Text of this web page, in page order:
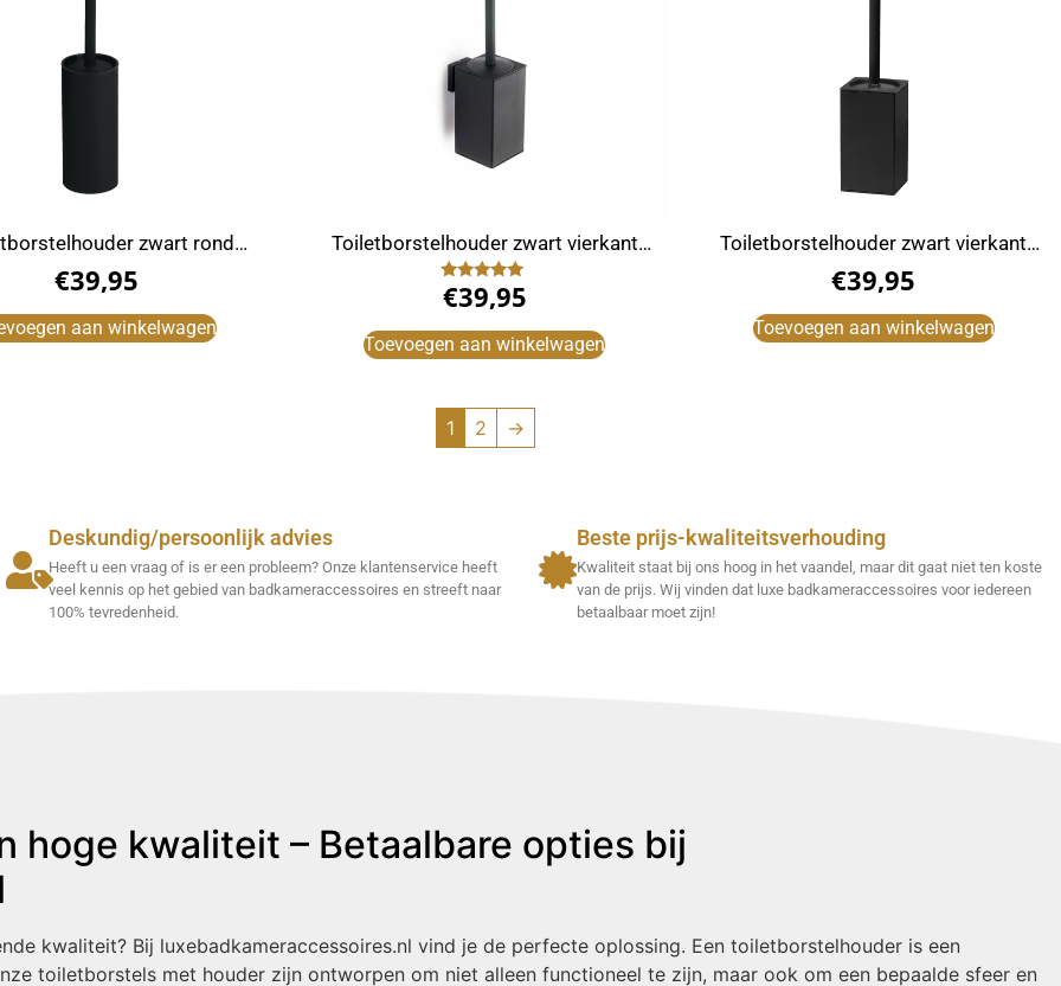
zwart rond
vrijstaand
€39,95
aan winkelwagen
Toiletborstelhouder zwart vierkant
hangend
Gewaardeerd
5.00
€39,95
Toevoegen aan winkelwagen
Toiletborstelhouder zwart vierkant
vrijstaand
€39,95
Toevoegen aan winkelwagen
1 2 →
Deskundig/persoonlijk advies
Heeft u een vraag of is er een probleem? Onze klantenservice heeft
veel kennis op het gebied van badkameraccessoires en streeft naar
100% tevredenheid.
Beste prijs-kwaliteitsverhouding
Kwaliteit staat bij ons hoog in het vaandel, maar dit gaat niet ten koste
van de prijs. Wij vinden dat luxe badkameraccessoires voor iedereen
betaalbaar moet zijn!
hoge kwaliteit – Betaalbare opties bij
kwaliteit? Bij luxebadkameraccessoires.nl vind je de perfecte oplossing. Een toiletborstelhouder is een
toiletborstels met houder zijn ontworpen om niet alleen functioneel te zijn, maar ook om een bepaalde sfeer en